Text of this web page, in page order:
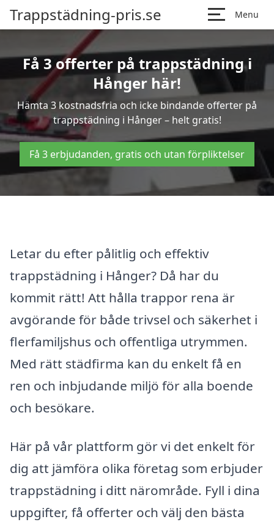
Trappstädning-pris.se Menu
Få 3 offerter på trappstädning i
Hånger här!
Hämta 3 kostnadsfria och icke bindande offerter på
trappstädning i Hånger – helt gratis!
Få 3 erbjudanden, gratis och utan förpliktelser
Letar du efter pålitlig och effektiv
trappstädning i Hånger? Då har du
kommit rätt! Att hålla trappor rena är
avgörande för både trivsel och säkerhet i
flerfamiljshus och offentliga utrymmen.
Med rätt städfirma kan du enkelt få en
ren och inbjudande miljö för alla boende
och besökare.
Här på vår plattform gör vi det enkelt för
dig att jämföra olika företag som erbjuder
trappstädning i ditt närområde. Fyll i dina
uppgifter, få offerter och välj den bästa